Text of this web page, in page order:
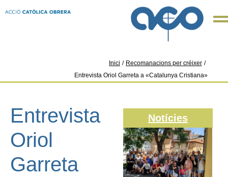
Inici / Recomanacions per créixer /
Entrevista Oriol Garreta a «Catalunya Cristiana»
Entrevista
Oriol
Garreta
Notícies